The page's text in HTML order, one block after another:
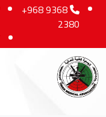
+968 9368
2380